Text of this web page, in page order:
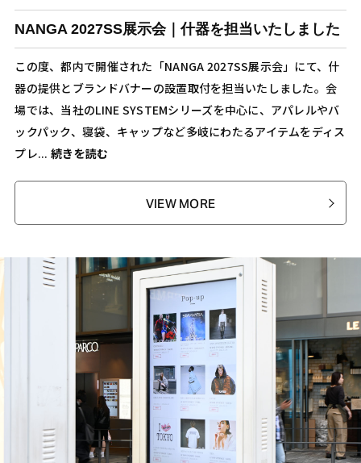
NANGA 2027SS展示会｜什器を担当いたしました
この度、都内で開催された「NANGA 2027SS展示会」にて、什
器の提供とブランドバナーの設置取付を担当いたしました。会
場では、当社のLINE SYSTEMシリーズを中心に、アパレルやバ
ックパック、寝袋、キャップなど多岐にわたるアイテムをディス
プレ...続きを読む
VIEW MORE